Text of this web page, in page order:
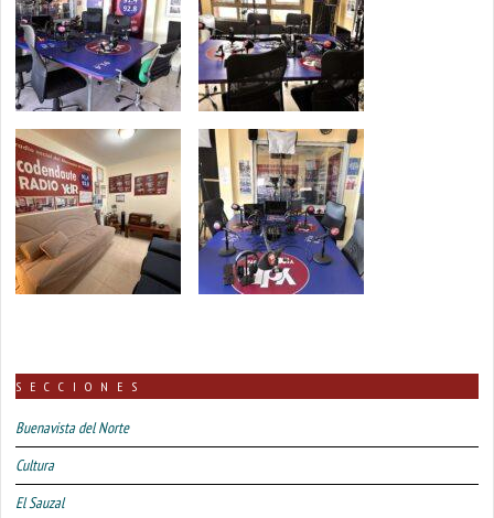
SECCIONES
Buenavista del Norte
Cultura
El Sauzal